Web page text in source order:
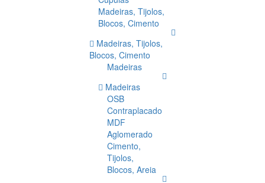
Madeiras, Tijolos,
Blocos, Cimento
Madeiras, Tijolos,
Blocos, Cimento
Madeiras
Madeiras
OSB
Contraplacado
MDF
Aglomerado
Cimento,
Tijolos,
Blocos, Areia